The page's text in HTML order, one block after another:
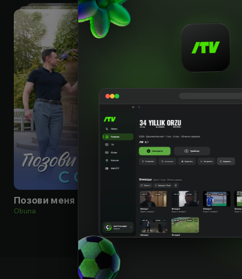
Позови меня с собой
Obuna
Забери меня к себе
Obuna